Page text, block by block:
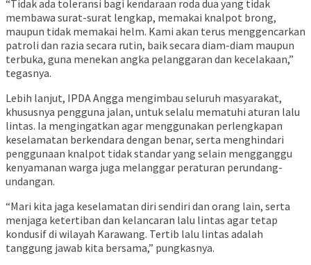
“Tidak ada toleransi bagi kendaraan roda dua yang tidak
membawa surat-surat lengkap, memakai knalpot brong,
maupun tidak memakai helm. Kami akan terus menggencarkan
patroli dan razia secara rutin, baik secara diam-diam maupun
terbuka, guna menekan angka pelanggaran dan kecelakaan,”
tegasnya.
Lebih lanjut, IPDA Angga mengimbau seluruh masyarakat,
khususnya pengguna jalan, untuk selalu mematuhi aturan lalu
lintas. Ia mengingatkan agar menggunakan perlengkapan
keselamatan berkendara dengan benar, serta menghindari
penggunaan knalpot tidak standar yang selain mengganggu
kenyamanan warga juga melanggar peraturan perundang-
undangan.
“Mari kita jaga keselamatan diri sendiri dan orang lain, serta
menjaga ketertiban dan kelancaran lalu lintas agar tetap
kondusif di wilayah Karawang. Tertib lalu lintas adalah
tanggung jawab kita bersama,” pungkasnya.